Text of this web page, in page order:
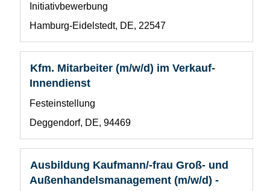
Benutzerdefiniertes
1
Initiativbewerbung
Standort
Hamburg-Eidelstedt, DE, 22547
die
Leertaste,
die
Stelleninformationen
vollständig
Stellenbezeichnung
Kfm. Mitarbeiter (m/w/d) im Verkauf-
Innendienst
Benutzerdefiniertes
1
Festeinstellung
Standort
Deggendorf, DE, 94469
Drücken
Sie
Leertaste,
um
Stelleninformationen
vollständig
Stellenbezeichnung
Ausbildung Kaufmann/-frau Groß- und
Außenhandelsmanagement (m/w/d) -
Drücken
Sie